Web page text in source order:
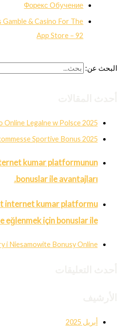
Форекс Обучение
& Casino For The
App Store – 92
البحث عن:
Online Legalne w Polsce 2025?
Sportive Bonus 2025
kumar platformunun
bonuslar ile avantajları.
internet kumar platformu
eğlenmek için bonuslar ile.
i Niesamowite Bonusy Online!
أبريل 2025